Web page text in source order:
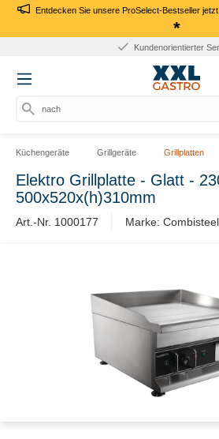
Entdecken Sie unsere ProSelect-Bestseller
*
Kundenorientierter
nach P
Küchengeräte Grillgeräte Grillplatten
Elektro Grillplatte - Glatt -
500x520x(h)310mm
Art.-Nr. 1000177 Marke: Combisteel